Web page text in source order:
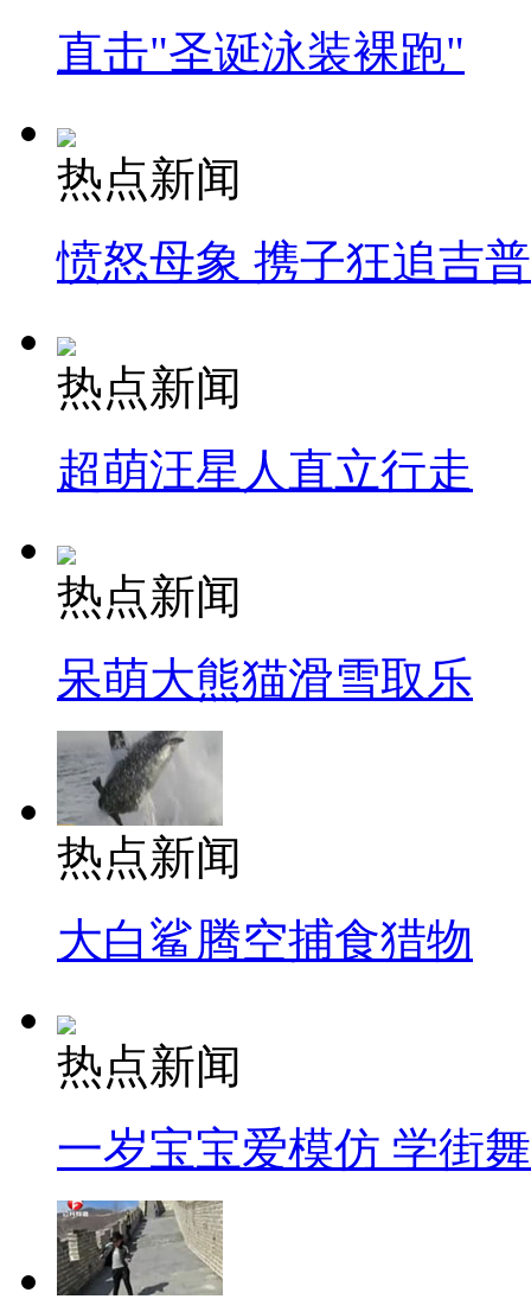
直击"圣诞泳装裸跑"
热点新闻
愤怒母象 携子狂追吉
热点新闻
超萌汪星人直立行走
热点新闻
呆萌大熊猫滑雪取乐
热点新闻
大白鲨腾空捕食猎物
热点新闻
一岁宝宝爱模仿 学街